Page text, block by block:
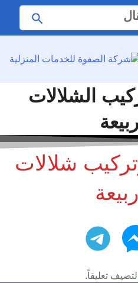
الشلالات
شلالات
ماسنجر
لتضيف تعليقاً.